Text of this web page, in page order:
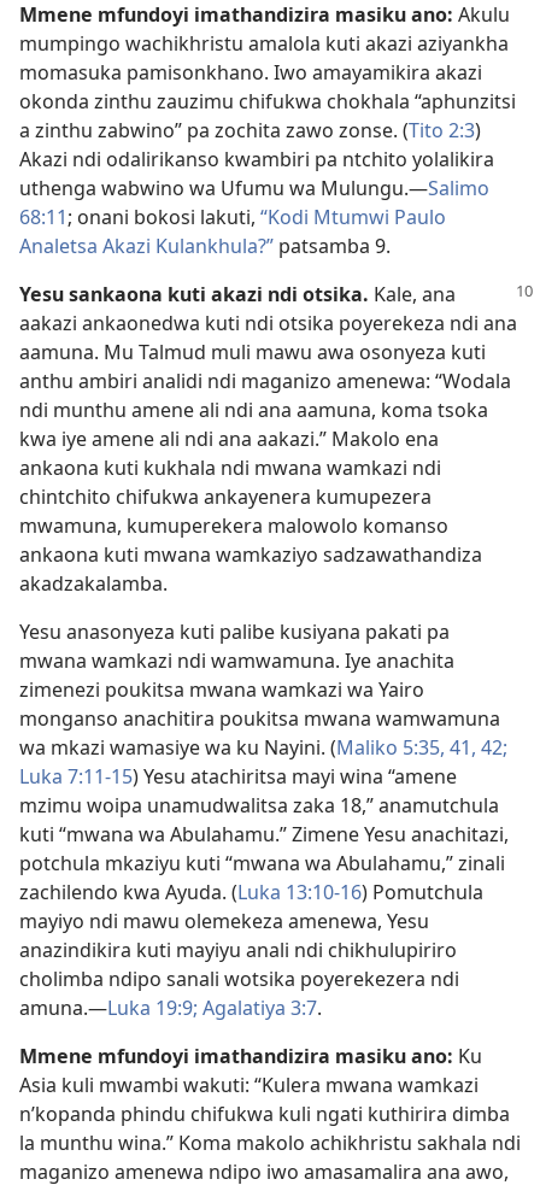
Mmene mfundoyi imathandizira masiku ano: Akulu
mumpingo wachikhristu amalola kuti akazi aziyankha
momasuka pamisonkhano. Iwo amayamikira akazi
okonda zinthu zauzimu chifukwa chokhala “aphunzitsi
a zinthu zabwino” pa zochita zawo zonse. (Tito 2:3)
Akazi ndi odalirikanso kwambiri pa ntchito yolalikira
uthenga wabwino wa Ufumu wa Mulungu.​—Salimo
68:11; onani bokosi lakuti, “Kodi Mtumwi Paulo
Analetsa Akazi Kulankhula?” patsamba 9.
Yesu sankaona kuti akazi ndi otsika. Kale, ana
aakazi ankaonedwa kuti ndi otsika poyerekeza ndi ana
aamuna. Mu Talmud muli mawu awa osonyeza kuti
anthu ambiri analidi ndi maganizo amenewa: “Wodala
ndi munthu amene ali ndi ana aamuna, koma tsoka
kwa iye amene ali ndi ana aakazi.” Makolo ena
ankaona kuti kukhala ndi mwana wamkazi ndi
chintchito chifukwa ankayenera kumupezera
mwamuna, kumuperekera malowolo komanso
ankaona kuti mwana wamkaziyo sadzawathandiza
akadzakalamba.
Yesu anasonyeza kuti palibe kusiyana pakati pa
mwana wamkazi ndi wamwamuna. Iye anachita
zimenezi poukitsa mwana wamkazi wa Yairo
monganso anachitira poukitsa mwana wamwamuna
wa mkazi wamasiye wa ku Nayini. (Maliko 5:35, 41, 42;
Luka 7:11-15) Yesu atachiritsa mayi wina “amene
mzimu woipa unamudwalitsa zaka 18,” anamutchula
kuti “mwana wa Abulahamu.” Zimene Yesu anachitazi,
potchula mkaziyu kuti “mwana wa Abulahamu,” zinali
zachilendo kwa Ayuda. (Luka 13:10-16) Pomutchula
mayiyo ndi mawu olemekeza amenewa, Yesu
anazindikira kuti mayiyu anali ndi chikhulupiriro
cholimba ndipo sanali wotsika poyerekezera ndi
amuna.​—Luka 19:9; Agalatiya 3:7.
Mmene mfundoyi imathandizira masiku ano: Ku
Asia kuli mwambi wakuti: “Kulera mwana wamkazi
n’kopanda phindu chifukwa kuli ngati kuthirira dimba
la munthu wina.” Koma makolo achikhristu sakhala ndi
maganizo amenewa ndipo iwo amasamalira ana awo,